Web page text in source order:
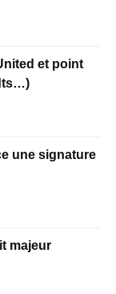
et point
une signature
majeur